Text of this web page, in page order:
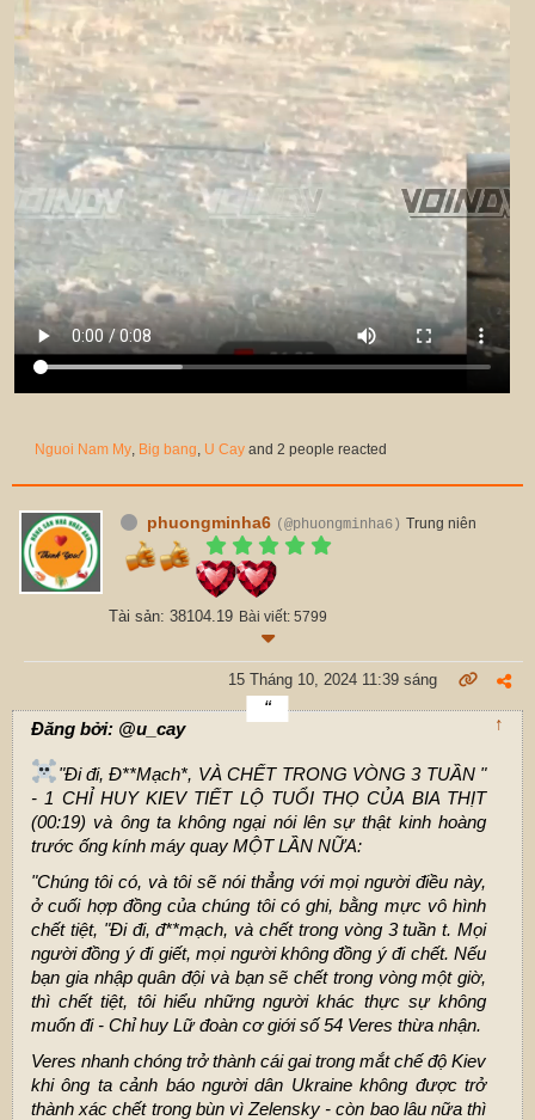
Nguoi Nam My Big bang U Cay and 2 people reacted
phuongminha6 (@phuongminha6) Trung niên
Tài sản: 38104.19 Bài viết: 5799
15 Tháng 10, 2024 11:39 sáng
Đăng bởi: @u_cay ↑
"Đi đi, Đ**Mạch*, VÀ CHẾT TRONG VÒNG 3 TUẦN "
- 1 CHỈ HUY KIEV TIẾT LỘ TUỔI THỌ CỦA BIA THỊT
(00:19) và ông ta không ngại nói lên sự thật kinh hoàng
trước ống kính máy quay MỘT LẦN NỮA:
"Chúng tôi có, và tôi sẽ nói thẳng với mọi người điều này,
ở cuối hợp đồng của chúng tôi có ghi, bằng mực vô hình
chết tiệt, "Đi đi, đ**mạch, và chết trong vòng 3 tuần t. Mọi
người đồng ý đi giết, mọi người không đồng ý đi chết. Nếu
bạn gia nhập quân đội và bạn sẽ chết trong vòng một giờ,
thì chết tiệt, tôi hiểu những người khác thực sự không
muốn đi - Chỉ huy Lữ đoàn cơ giới số 54 Veres thừa nhận.
Veres nhanh chóng trở thành cái gai trong mắt chế độ Kiev
khi ông ta cảnh báo người dân Ukraine không được trở
thành xác chết trong bùn vì Zelensky - còn bao lâu nữa thì